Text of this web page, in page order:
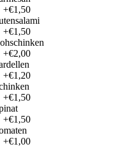
+€1,50
+€1,50
+€2,00
+€1,20
+€1,50
+€1,50
+€1,00